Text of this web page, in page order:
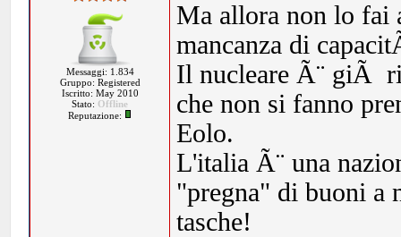
Messaggi: 1.834
Gruppo: Registered
Iscritto: May 2010
Stato: Offline
Reputazione:
Ma allora non lo fai
mancanza di
Il nucleare Ã¨ giÃ
che non si fanno
Eolo.
L'italia Ã¨ una
"pregna" di buoni a
tasche!